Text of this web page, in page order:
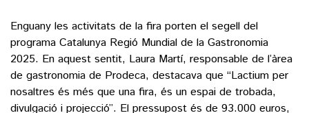
Enguany les activitats de la fira porten el segell del
programa Catalunya Regió Mundial de la Gastronomia
2025. En aquest sentit, Laura Martí, responsable de l’àrea
de gastronomia de Prodeca, destacava que “Lactium per
nosaltres és més que una fira, és un espai de trobada,
divulgació i projecció”. El pressupost és de 93.000 euros,